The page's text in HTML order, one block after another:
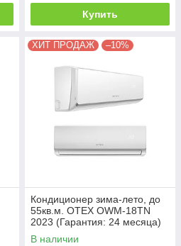
Купить
ХИТ ПРОДАЖ –10%
Кондиционер зима-лето, до
55кв.м. OTEX OWM-18TN
2023 (Гарантия: 24 месяца)
без инсталляции
В наличии